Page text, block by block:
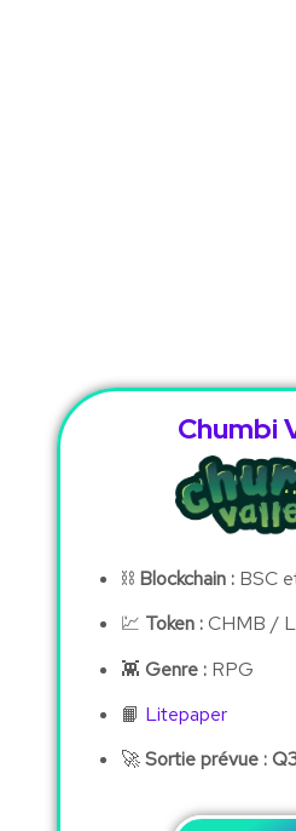
Chumbi
⛓ Blockchain :BSC
💹 Token :CHMB /
👾 Genre :RPG
📙 Litepaper
🚀Sortie prévue :